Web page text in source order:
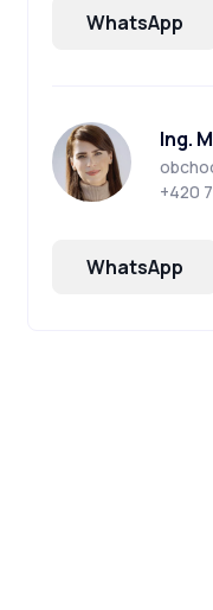
WhatsApp
Ing.
+420
WhatsApp